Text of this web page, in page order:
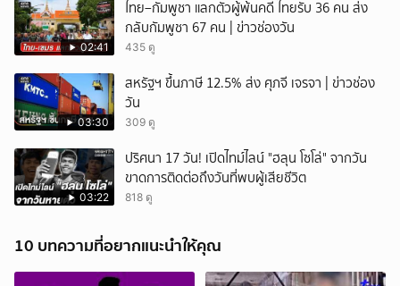
02:41
ไทย–กัมพูชา แลกตัวผู้พ้นคดี ไทยรับ 36 คน ส่ง
กลับกัมพูชา 67 คน | ข่าวช่องวัน
435 ดู
03:30
สหรัฐฯ ขึ้นภาษี 12.5% ส่ง ศุภจี เจรจา | ข่าวช่อง
วัน
309 ดู
03:22
ปริศนา 17 วัน! เปิดไทม์ไลน์ "ฮลุน โซโล่" จากวัน
ขาดการติดต่อถึงวันที่พบผู้เสียชีวิต
818 ดู
10 บทความที่อยากแนะนำให้คุณ